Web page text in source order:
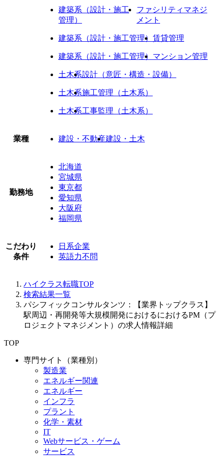
建築系（設計・施工
管理）
ファシリティマネジ
メント
建築系（設計・施工管理） 賃貸管理
建築系（設計・施工管理） マンション管理
土木系設計（意匠・構造・設備）
土木系施工管理（土木系）
土木系工事監理（土木系）
業種 建設・不動産建設・土木
勤務地
北海道
宮城県
東京都
愛知県
大阪府
福岡県
こだわり
条件
日系企業
英語力不問
ハイクラス転職TOP
検索結果一覧
パシフィックコンサルタンツ：【業界トップクラス】
駅周辺・再開発等大規模開発におけるにおけるPM（プ
ロジェクトマネジメント）の求人情報詳細
TOP
専門サイト（業種別）
製造業
エネルギー関連
エネルギー
インフラ
プラント
化学・素材
IT
Webサービス・ゲーム
サービス